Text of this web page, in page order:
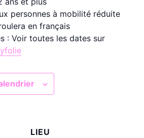
personnes à mobilité réduite
en français
: Voir toutes les dates sur
LIEU